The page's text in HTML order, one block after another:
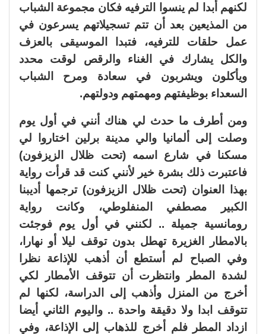
لكنهم أبدا لم ينسوا الترفيه فكان مجموعة الشباب
من المذيعين بعد أن تتم تسجيلاتهم يسرعون في
عمل حلقات للترفيه، فتبدا الموسيقى بالعزف
والكل يشارك في الغناء والرقص لوقت محدد
ويأكلون ويشربون في سعادة ومرح الشباب
السعداء بوظيفتهم ومهمتهم ودولتهم.
ومن أطرف ما حدث لي هناك أنني في أول يوم
وصلت إلى ألمانيا والي مدينة برلين اختاروا لي
مسكنا في شارع اسمه (تحت ظلال الزيزفون)
فاعتبرت ذلك بشرة خير لأنني كنت قد قرأت رواية
بهذا العنوان (تحت ظلال الزيزفون) ترجمها أديبنا
الكبير مصطفي المنفلوطي، وكانت رواية
رومانسية جميلة .. لكنني في أول يوم فوجئت
بالامطار الغزيرة تهطل بدون توقف ليلا أو نهارا،
وفي الصباح لم أستطع أن أذهب للإذاعة نظرا
لشدة المطر وانتظرت أن تتوقف الأمطار لكي
أخرج من المنزل وأذهب إلى الدراسة، لكنها لم
تتوقف ابدا ولا دقيقة واحدة .. واليوم الثاني أيضا
ازداد المطر فلم أخرج للذهاب إلى الإذاعة، وفي